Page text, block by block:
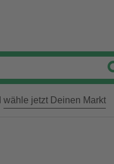
wähle jetzt Deinen Markt